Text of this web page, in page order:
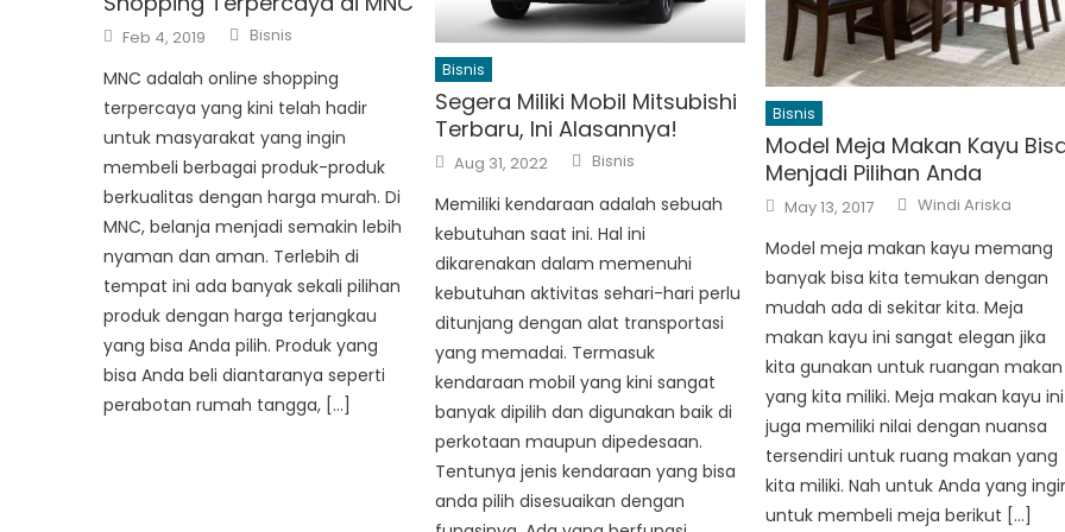
Posted
on
Feb 4, 2019 Author
Bisnis
MNC adalah online shopping
terpercaya yang kini telah hadir
untuk masyarakat yang ingin
membeli berbagai produk-produk
berkualitas dengan harga murah. Di
MNC, belanja menjadi semakin lebih
nyaman dan aman. Terlebih di
tempat ini ada banyak sekali pilihan
produk dengan harga terjangkau
yang bisa Anda pilih. Produk yang
bisa Anda beli diantaranya seperti
perabotan rumah tangga, […]
Bisnis
Segera Miliki Mobil Mitsubishi
Terbaru, Ini Alasannya!
Posted
on
Aug 31, 2022 Author
Bisnis
Memiliki kendaraan adalah sebuah
kebutuhan saat ini. Hal ini
dikarenakan dalam memenuhi
kebutuhan aktivitas sehari-hari perlu
ditunjang dengan alat transportasi
yang memadai. Termasuk
kendaraan mobil yang kini sangat
banyak dipilih dan digunakan baik di
perkotaan maupun dipedesaan.
Tentunya jenis kendaraan yang bisa
anda pilih disesuaikan dengan
Bisnis
Model Meja Makan Kayu
Menjadi Pilihan Anda
Posted
on
May 13, 2017 Author
Windi Ariska
Model meja makan kayu memang
banyak bisa kita temukan dengan
mudah ada di sekitar kita. Meja
makan kayu ini sangat elegan jika
kita gunakan untuk ruangan makan
yang kita miliki. Meja makan kayu ini
juga memiliki nilai dengan nuansa
tersendiri untuk ruang makan yang
kita miliki. Nah untuk Anda yang
untuk membeli meja berikut […]